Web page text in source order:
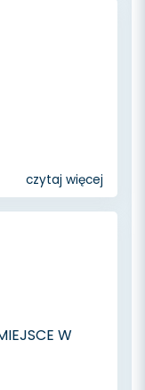
czytaj więcej
W